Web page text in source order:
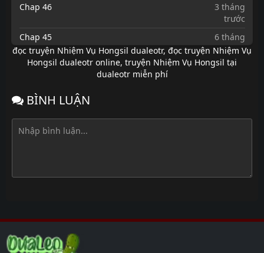
Chap 46
3 tháng
trước
Chap 45
6 tháng
trước
Chap 44
6 tháng
Chap 43
Chap 42
Chap 39
7 tháng
Chap 38
đọc truyện Nhiệm Vụ Hongsil dualeotr, đọc truyện Nhiệm Vụ
Hongsil dualeotr online, truyện Nhiệm Vụ Hongsil tại
dualeotr miễn phí
BÌNH LUẬN